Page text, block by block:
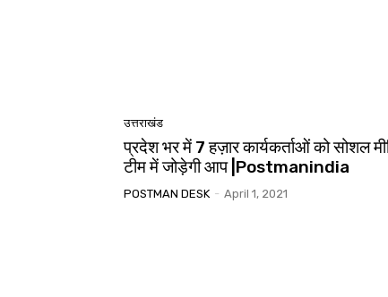
उत्तराखंड
प्रदेश भर में 7 हज़ार कार्यकर्ताओं को सोशल
टीम में जोड़ेगी आप |Postmanindia
POSTMAN DESK - April 1, 2021